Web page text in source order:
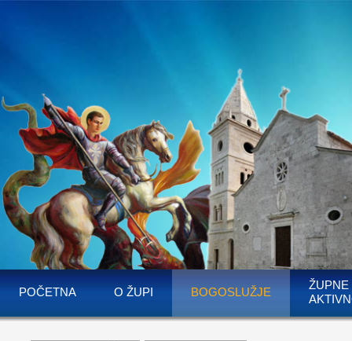
POČETNA O ŽUPI BOGOSLUŽJE
ŽUPNE